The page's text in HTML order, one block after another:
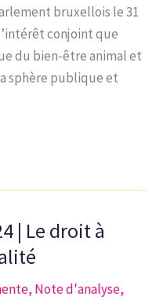
bruxellois le 31
conjoint que
du bien-être animal et
sphère publique et
| Le droit à
, Note d'analyse,